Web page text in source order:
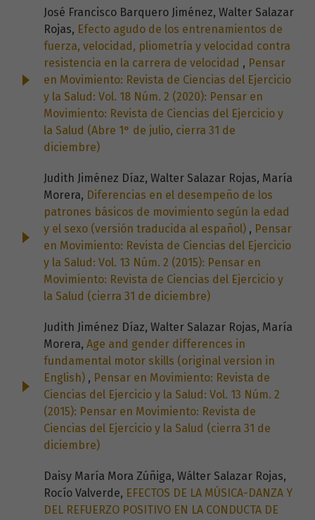
José Francisco Barquero Jiménez, Walter Salazar
Rojas, Efecto agudo de los entrenamientos de
fuerza, velocidad, pliometría y velocidad contra
resistencia en la carrera de velocidad , Pensar
en Movimiento: Revista de Ciencias del Ejercicio
y la Salud: Vol. 18 Núm. 2 (2020): Pensar en
Movimiento: Revista de Ciencias del Ejercicio y
la Salud (Abre 1° de julio, cierra 31 de
diciembre)
Judith Jiménez Díaz, Walter Salazar Rojas, María
Morera, Diferencias en el desempeño de los
patrones básicos de movimiento según la edad
y el sexo (versión traducida al español) , Pensar
en Movimiento: Revista de Ciencias del Ejercicio
y la Salud: Vol. 13 Núm. 2 (2015): Pensar en
Movimiento: Revista de Ciencias del Ejercicio y
la Salud (cierra 31 de diciembre)
Judith Jiménez Díaz, Walter Salazar Rojas, María
Morera, Age and gender differences in
fundamental motor skills (original version in
English) , Pensar en Movimiento: Revista de
Ciencias del Ejercicio y la Salud: Vol. 13 Núm. 2
(2015): Pensar en Movimiento: Revista de
Ciencias del Ejercicio y la Salud (cierra 31 de
diciembre)
Daisy María Mora Zúñiga, Wálter Salazar Rojas,
Rocío Valverde, EFECTOS DE LA MÚSICA-DANZA Y
DEL REFUERZO POSITIVO EN LA CONDUCTA DE